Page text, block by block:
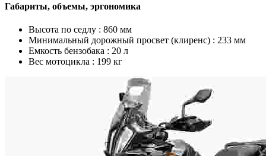
Габариты, объемы, эргономика
Высота по седлу : 860 мм
Минимальный дорожный просвет (клиренс) : 233 мм
Емкость бензобака : 20 л
Вес мотоцикла : 199 кг